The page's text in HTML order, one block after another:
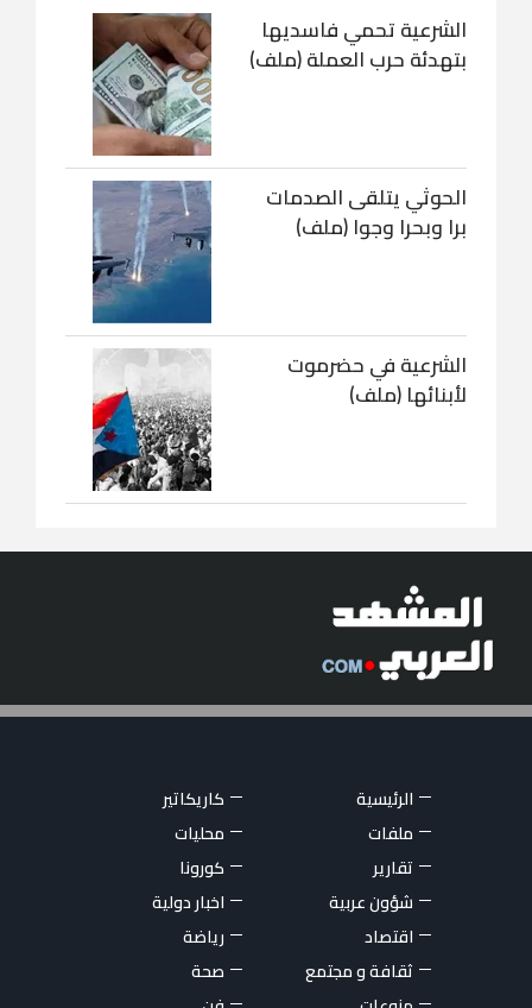
الشرعية تحمي فاسديها
بتهدئة حرب العملة (ملف)
الحوثي يتلقى الصدمات
برا وبحرا وجوا (ملف)
الشرعية في حضرموت
لأبنائها (ملف)
الرئيسية
كاريكاتير
ملفات
محليات
تقارير
كورونا
شؤون عربية
اخبار دولية
اقتصاد
رياضة
ثقافة و مجتمع
صحة